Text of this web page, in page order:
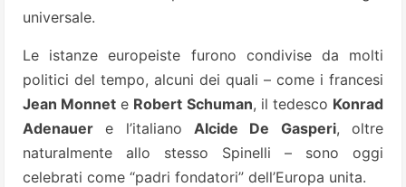
universale.
Le istanze europeiste furono condivise da molti
politici del tempo, alcuni dei quali – come i francesi
Jean Monnet e Robert Schuman, il tedesco Konrad
Adenauer e l’italiano Alcide De Gasperi, oltre
naturalmente allo stesso Spinelli – sono oggi
celebrati come “padri fondatori” dell’Europa unita.